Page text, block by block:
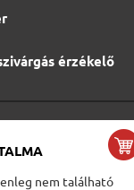
érzékelő
nem található